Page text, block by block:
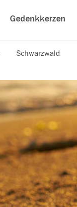
Gedenkkerzen
Schwarzwald